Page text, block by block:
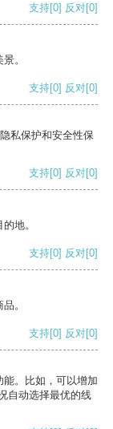
支持[0] 反对[0]
。
支持[0] 反对[0]
私保护和安全性保
支持[0] 反对[0]
地。
支持[0] 反对[0]
。
支持[0] 反对[0]
。比如，可以增加
自动选择最优的线